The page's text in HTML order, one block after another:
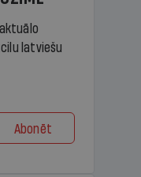
latviešu
Abonēt